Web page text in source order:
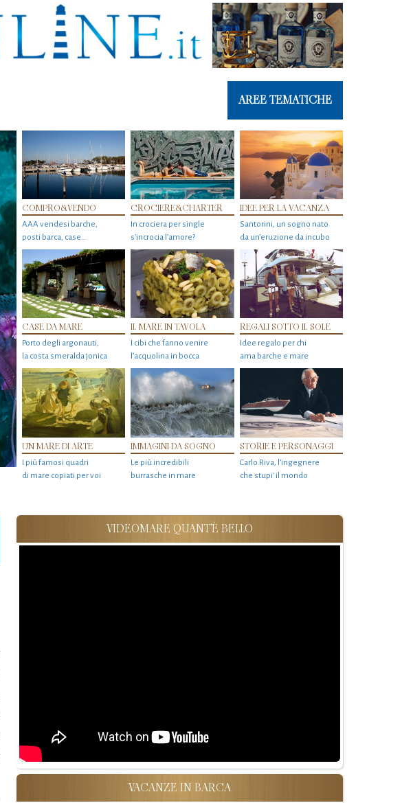
AREE TEMATICHE
COMPRO&VENDO
AAA vendesi barche,
posti barca, case…
CROCIERE&CHARTER
In crociera per single
s'incrocia l’amore?
IDEE PER LA VACANZA
Santorini, un sogno nato
da un’eruzione da incubo
CASE DA MARE
Porto degli argonauti,
la costa smeralda jonica
IL MARE IN TAVOLA
I cibi che fanno venire
l’acquolina in bocca
REGALI SOTTO IL SOLE
Idee regalo per chi
ama barche e mare
UN MARE DI ARTE
I più famosi quadri
di mare copiati per voi
IMMAGINI DA SOGNO
Le più incredibili
burrasche in mare
STORIE E PERSONAGGI
Carlo Riva, l’ingegnere
che stupi' il mondo
VIDEOMARE QUANT'È BELLO
VACANZE IN BARCA